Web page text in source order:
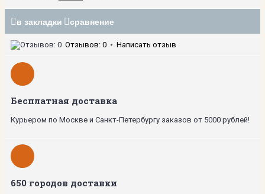
в закладки сравнение
Отзывов: 0 • Написать отзыв
Бесплатная доставка
Курьером по Москве и Санкт-Петербургу заказов от 5000 рублей!
650 городов доставки